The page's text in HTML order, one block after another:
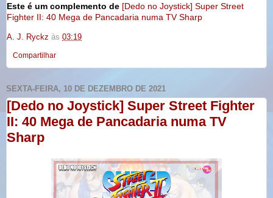
Este é um complemento de [Dedo no Joystick] Super Street
Fighter II: 40 Mega de Pancadaria numa TV Sharp
A. J. Ryckz às 03:19
Compartilhar
SEXTA-FEIRA, 10 DE DEZEMBRO DE 2021
[Dedo no Joystick] Super Street Fighter
II: 40 Mega de Pancadaria numa TV
Sharp